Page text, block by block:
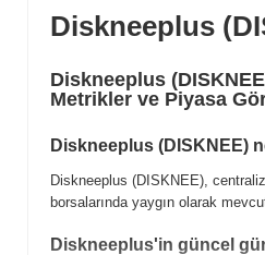
Diskneeplus
Diskneeplus
Metrikler ve Piyasa
Diskneeplus (DISKNEE)
Diskneeplus (DISKNEE),
borsalarında yaygın olarak
Diskneeplus'in güncel